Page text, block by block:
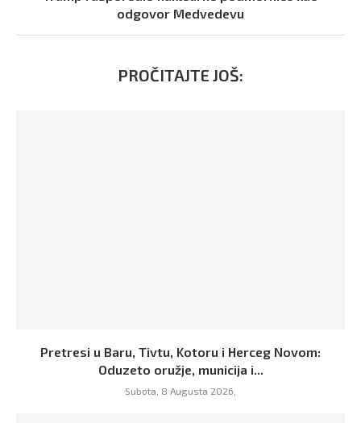
odgovor Medvedevu
PROČITAJTE JOŠ:
Pretresi u Baru, Tivtu, Kotoru i Herceg Novom:
Oduzeto oružje, municija i...
Subota, 8 Augusta 2026,